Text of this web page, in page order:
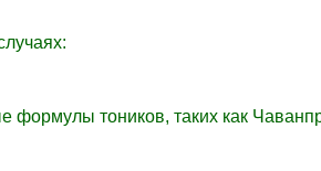
формулы тоников, таких как